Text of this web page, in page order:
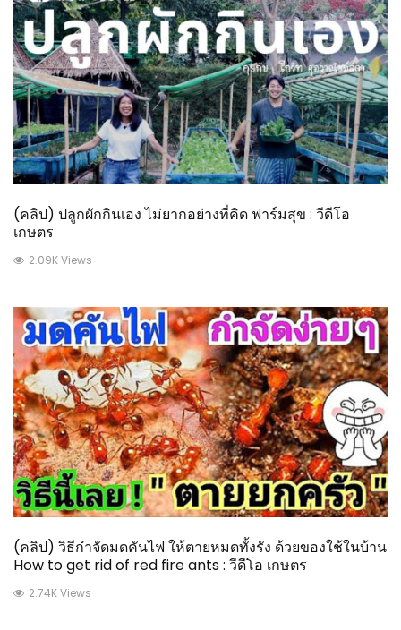
(คลิป) ปลูกผักกินเอง ไม่ยากอย่างที่คิด ฟาร์มสุข : วีดีโอ
เกษตร
2.09K Views
(คลิป) วิธีกำจัดมดคันไฟ ให้ตายหมดทั้งรัง ด้วยของใช้ในบ้าน
How to get rid of red fire ants : วีดีโอ เกษตร
2.74K Views